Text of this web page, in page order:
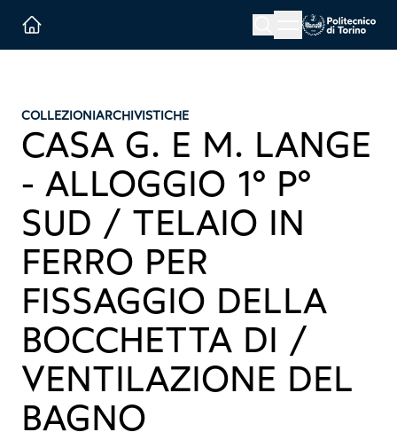
Menu button
COLLEZIONIARCHIVISTICHE
CASA G. E M. LANGE
- ALLOGGIO 1° P°
SUD / TELAIO IN
FERRO PER
FISSAGGIO DELLA
BOCCHETTA DI /
VENTILAZIONE DEL
BAGNO